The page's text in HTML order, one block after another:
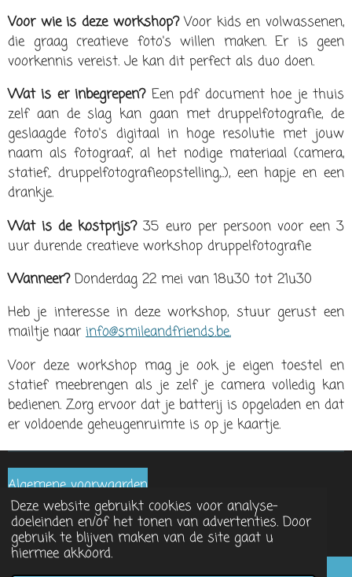
Deze website gebruikt cookies voor analyse-
doeleinden en/of het tonen van advertenties. Door
gebruik te blijven maken van de site gaat u
hiermee akkoord.
Voor wie is deze workshop?Voor kids en volwassenen,
die graag creatieve foto's willen maken. Er is geen
voorkennis vereist. Je kan dit perfect als duo doen.
Wat is er inbegrepen?Een pdf document hoe je thuis
zelf aan de slag kan gaan met druppelfotografie, de
geslaagde foto's digitaal in hoge resolutie met jouw
naam als fotograaf, al het nodige materiaal (camera,
statief,. druppelfotografieopstelling,..), een hapje en een
drankje.
Wat is de kostprijs?35 euro per persoon voor een 3
uur durende creatieve workshop druppelfotografie
Wanneer?Donderdag 22 mei van 18u30 tot 21u30
Heb je interesse in deze workshop, stuur gerust een
mailtje naarinfo@smileandfriends.be.
Voor deze workshop mag je ook je eigen toestel en
statief meebrengen als je zelf je camera volledig kan
bedienen. Zorg ervoor dat je batterij is opgeladen en dat
er voldoende geheugenruimte is op je kaartje.
Algemene voorwaarden
© 2020 Smile and Friends
Powered byJouwWeb